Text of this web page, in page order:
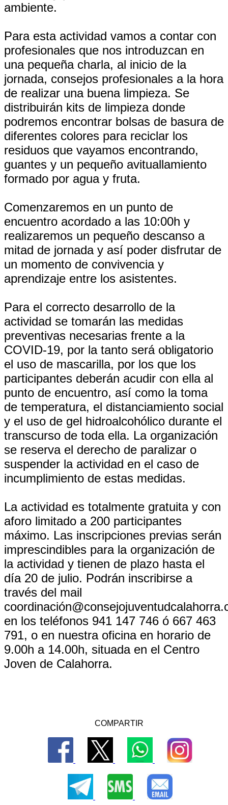
ambiente.
Para esta actividad vamos a contar con
profesionales que nos introduzcan en
una pequeña charla, al inicio de la
jornada, consejos profesionales a la hora
de realizar una buena limpieza. Se
distribuirán kits de limpieza donde
podremos encontrar bolsas de basura de
diferentes colores para reciclar los
residuos que vayamos encontrando,
guantes y un pequeño avituallamiento
formado por agua y fruta.
Comenzaremos en un punto de
encuentro acordado a las 10:00h y
realizaremos un pequeño descanso a
mitad de jornada y así poder disfrutar de
un momento de convivencia y
aprendizaje entre los asistentes.
Para el correcto desarrollo de la
actividad se tomarán las medidas
preventivas necesarias frente a la
COVID-19, por la tanto será obligatorio
el uso de mascarilla, por los que los
participantes deberán acudir con ella al
punto de encuentro, así como la toma
de temperatura, el distanciamiento social
y el uso de gel hidroalcohólico durante el
transcurso de toda ella. La organización
se reserva el derecho de paralizar o
suspender la actividad en el caso de
incumplimiento de estas medidas.
La actividad es totalmente gratuita y con
aforo limitado a 200 participantes
máximo. Las inscripciones previas serán
imprescindibles para la organización de
la actividad y tienen de plazo hasta el
día 20 de julio. Podrán inscribirse a
través del mail
en los teléfonos 941 147 746 ó 667 463
791, o en nuestra oficina en horario de
9.00h a 14.00h, situada en el Centro
Joven de Calahorra.
COMPARTIR